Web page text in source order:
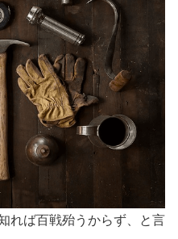
れば百戦殆うからず、と言